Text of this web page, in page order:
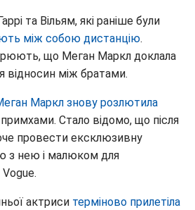
та Вільям, які раніше були
між собою дистанцію.
що Меган Маркл доклала
відносин між братами.
Маркл знову розлютила
Стало відомо, що після
провести ексклюзивну
з нею і малюком для
актриси терміново прилетіла